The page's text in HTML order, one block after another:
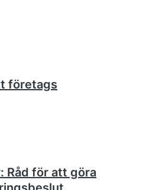
företags
Råd för att göra